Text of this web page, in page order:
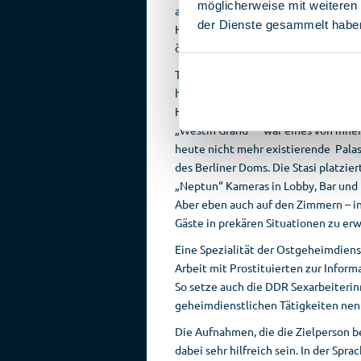
möglicherweise mit
der Dienste gesammelt
auszuspionieren. Aber auch
Hotel „Neptun“ in Warnemünde
öffentliche Bereiche des Gebäudes
Touristen und Geschäftsleute, die
hergerichteten Hotels dauerhaft
Hotel – heute befindet sich im
„Westin Grand“ – war eines von
heute nicht mehr existierende
des Berliner Doms. Die Stasi
„Neptun“ Kameras in Lobby, Bar
Aber eben auch auf den Zimmern –
Gäste in prekären Situationen zu
Eine Spezialität der
Arbeit mit Prostituierten zur
So setze auch die DDR
geheimdienstlichen Tätigkeiten
Die Aufnahmen, die die Zielperson
dabei sehr hilfreich sein. In der